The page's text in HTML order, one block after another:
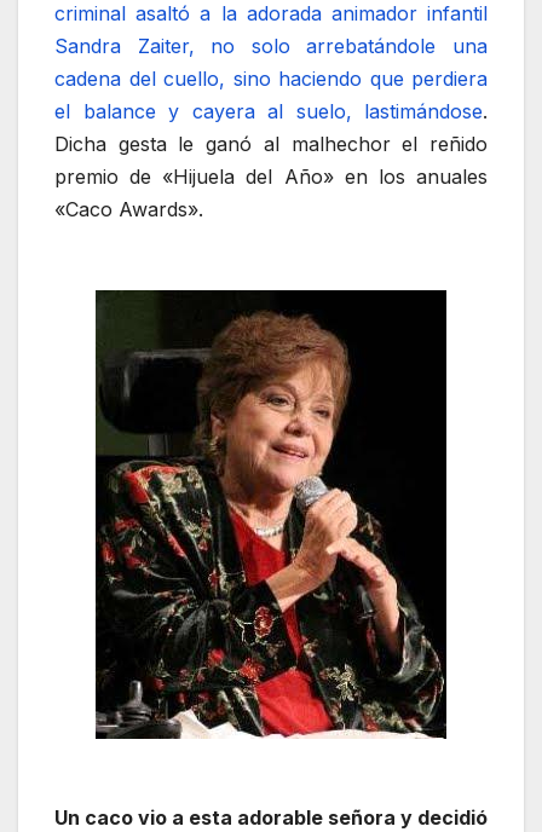
criminal asaltó a la adorada animador infantil
Sandra Zaiter, no solo arrebatándole una
cadena del cuello, sino haciendo que perdiera
el balance y cayera al suelo, lastimándose.
Dicha gesta le ganó al malhechor el reñido
premio de «Hijuela del Año» en los anuales
«Caco Awards».
Un caco vio a esta adorable señora y decidió